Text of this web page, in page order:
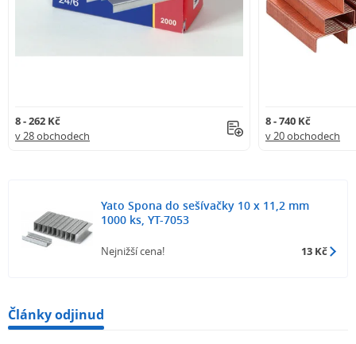
8 - 262 Kč
v 28 obchodech
8 - 740 Kč
v 20 obchodech
Yato Spona do sešívačky 10 x 11,2 mm
1000 ks, YT-7053
Nejnižší cena! 13 Kč
Články odjinud